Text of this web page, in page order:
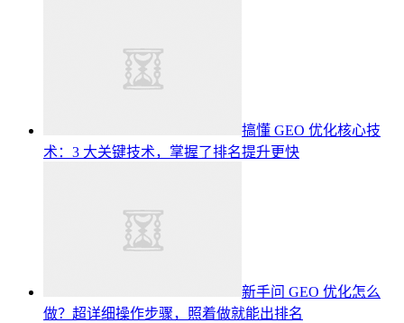
搞懂 GEO 优化核心技
术：3 大关键技术，掌握了排名提升更快
新手问 GEO 优化怎么
做？超详细操作步骤，照着做就能出排名